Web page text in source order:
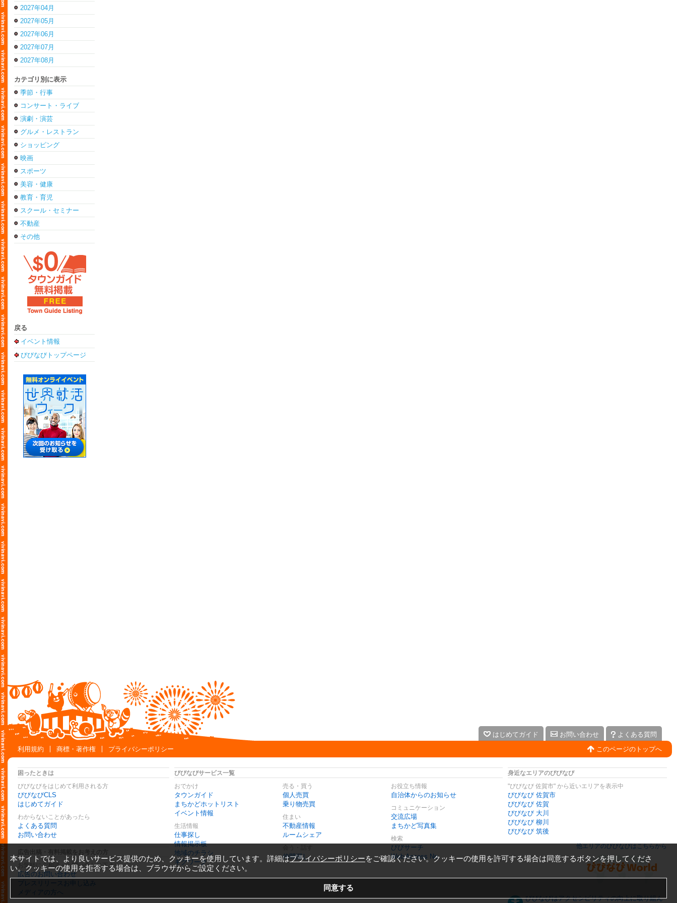
2027年04月
2027年05月
2027年06月
2027年07月
2027年08月
カテゴリ別に表示
季節・行事
コンサート・ライブ
演劇・演芸
グルメ・レストラン
ショッピング
映画
スポーツ
美容・健康
教育・育児
スクール・セミナー
不動産
その他
戻る
イベント情報
びびなびトップページ
はじめてガイド お問い合わせ
よくある質問
利用規約
商標・著作権 プライバシーポリシー このページのトップへ
困ったときは
びびなびをはじめて利用される方
びびなびCLS
はじめてガイド
わからないことがあったら
よくある質問
お問い合わせ
お気軽にご相談・お問い合わせ下さい
広告のお問い合わせ
プレスリリースお申し込み
メディアの方へ
びびなびサービス一覧
おでかけ
タウンガイド
まちかどホットリスト
イベント情報
生活情報
仕事探し
情報掲示板
地域のチラシ
ギグワーク
売る・買う
個人売買
乗り物売買
住まい
不動産情報
ルームシェア
仲間探し
お役立ち情報
自治体からのお知らせ
コミュニケーション
交流広場
まちかど写真集
検索
びびサーチ
Web Access No.
身近なエリアのびびなび
"びびなび 佐賀市" から近いエリアを表示中
びびなび 佐賀市
びびなび 佐賀
びびなび 大川
びびなび 柳川
びびなび 筑後
他エリアのびびなびはこちらから
びびなびはアクセシビリティの向上に取り組ん
本サイトでは、より良いサービス提供のため、クッキーを使用しています。詳細はプライバシーポリシーをご確認ください。クッキーの使用を許可する場合は同意するボタンを押してくださ
い。クッキーの使用を拒否する場合は、ブラウザからご設定ください。